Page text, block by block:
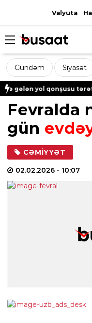
Valyuta
Gündəm Siyasət
yol qonşusu tərəfindən
Fevralda
gün
CƏMIYYƏT
02.02.2026 - 10:07